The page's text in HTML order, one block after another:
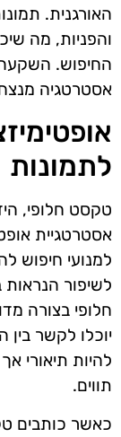
האורגנית.
והפניות, מה
החיפוש. השקעה
אסטרטגיה
לתמונות
אסטרטגיית
למנועי חיפוש
לשיפור
חלופי בצורה
יוכלו לקשר
תווים.
כאשר כותבים